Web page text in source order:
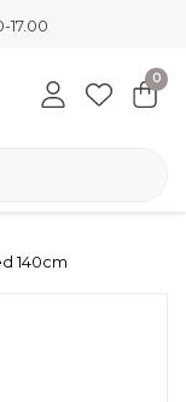
17.00
0
140cm